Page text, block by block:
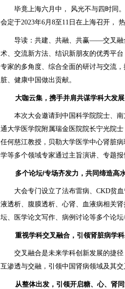
毕竟上海六月中， 风光不与四时同
会定于2023年6月8至11日在上海召开，
导读：共建、共融、共赢——交叉
术、交流新方法、结识新朋友的优秀平
专家的多角度、综合全面的研讨与交流
脏、健康中国做出贡献。
大咖云集，携手并肩共谋学科大发展
本次大会邀请到中国科学院院士、
通大学医学院附属瑞金医院院长宁光院
任何慈江教授，贝勒大学医学中心肾脏
学等多个领域专家通过主旨演讲、专题
多个论坛/专场齐发力，共同缔造高
大会专门设立了法布雷病、CKD贫
液透析、腹膜透析、心肾、血液病相关
坛、医学论文写作、病例讨论等多个论
重视学科交叉融合，引领肾脏病学
交叉融合是未来学科创新发展的捷
互渗透与交融，引领中国肾病领域及其
从整体出发，引领开启糖、心、肾